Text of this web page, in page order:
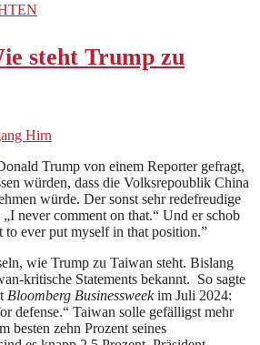
steht Trump zu
Hirn
Trump von einem Reporter gefragt,
würden, dass die Volksrepoublik China
würde. Der sonst sehr redefreudige
never comment on that.“ Und er schob
to ever put myself in that position.”
wie Trump zu Taiwan steht. Bislang
kritische Statements bekannt. So sagte
Bloomberg Businessweekim Juli 2024:
defense.“ Taiwan solle gefälligst mehr
besten zehn Prozent seines